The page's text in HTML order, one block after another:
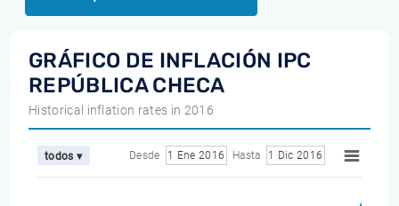
GRÁFICO DE INFLACIÓN IPC
REPÚBLICA CHECA
Historical inflation rates in 2016
todos ▾ Desde 1 Ene 2016 Hasta 1 Dic 2016